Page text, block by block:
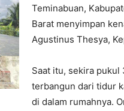
Teminabuan,
Barat menyimpan
Agustinus Thesya,
Saat itu, sekira pukul
terbangun dari tidur
di dalam rumahnya.